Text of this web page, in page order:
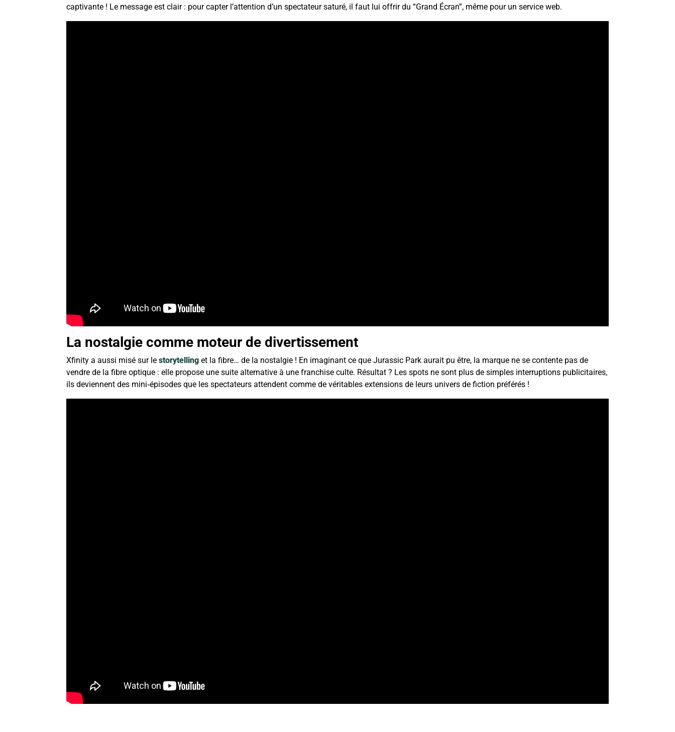
captivante ! Le message est clair : pour capter l’attention d’un spectateur saturé, il faut lui offrir du “Grand Écran”, même pour un service web.
La nostalgie comme moteur de divertissement
Xfinity a aussi misé sur le storytelling et la fibre… de la nostalgie ! En imaginant ce que Jurassic Park aurait pu être, la marque ne se contente pas de
vendre de la fibre optique : elle propose une suite alternative à une franchise culte. Résultat ? Les spots ne sont plus de simples interruptions publicitaires,
ils deviennent des mini‑épisodes que les spectateurs attendent comme de véritables extensions de leurs univers de fiction préférés !